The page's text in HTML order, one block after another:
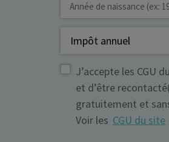
J’accepte les CGU
et d’être
gratuitement et
Voir les CGU du site